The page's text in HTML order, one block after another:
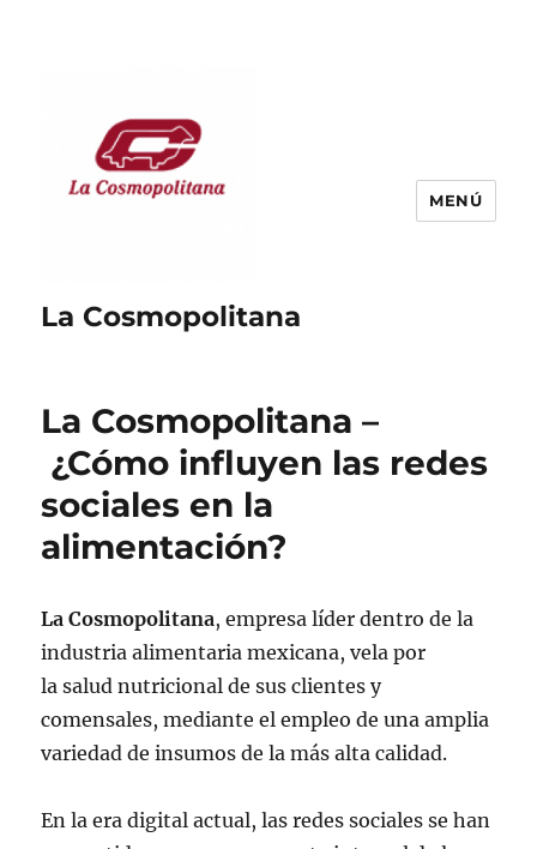
La Cosmopolitana
MENÚ
La Cosmopolitana –
¿Cómo influyen las redes
sociales en la
alimentación?
La Cosmopolitana, empresa líder dentro de la
industria alimentaria mexicana, vela por
la salud nutricional de sus clientes y
comensales, mediante el empleo de una amplia
variedad de insumos de la más alta calidad.
En la era digital actual, las redes sociales se han